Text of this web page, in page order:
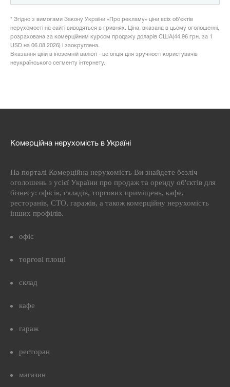
* Згідно з вимогами Закону України «Про рекламу» ціни всіх об'єктів
нерухомості на сайті виводяться в гривнях. Ціна, вказана в цьому оголошенні,
розрахована за комерційним курсом продажу доларів США(44.96 грн. за 1
USD на 06.08.2026) і заокруглена.
Вказання ціни в іноземній валюті - це опція для зручності користувачів
неукраїнського сегменту інтернету.
Комерційна нерухомість в Україні
На порталі Комерційна нерухомість Ви знайдете безліч
оголошень з усієї України про продаж та оренду об'єктів для
бізнесу: офісів, складів, торгових приміщень, кафе,
ресторанів, СТО, гаражів, а також комерційну нерухомість
інших профілів.
офіс
торгові площі
склад
кафе
гараж
ресторан
магазин